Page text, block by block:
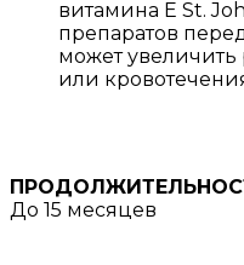
витамина Е St.
препаратов
может увеличить
или
До 15 месяцев